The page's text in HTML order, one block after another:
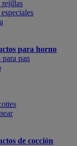
rejillas
para horno
pan
de cocción